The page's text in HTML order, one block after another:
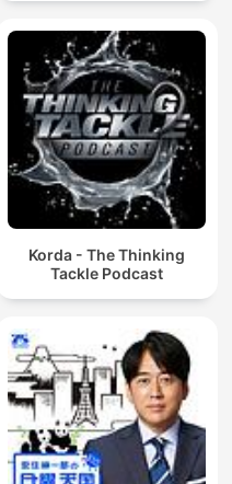
Korda - The Thinking
Tackle Podcast